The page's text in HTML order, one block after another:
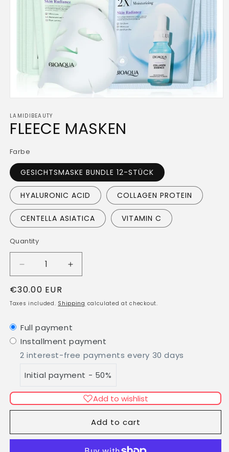
1
in
modal
LAMIDIBEAUTY
FLEECE MASKEN
Farbe
GESICHTSMASKE BUNDLE 12-STÜCK
HYALURONIC ACID COLLAGEN PROTEIN
CENTELLA ASIATICA VITAMIN C
Quantity
Quantity
Decrease
quantity
for
FLEECE
Increase
quantity
FLEECE
Regular
price
€30.00 EUR
Taxes included. Shipping calculated at checkout.
Full payment
Installment payment
2 interest-free payments every 30 days
Initial payment - 50%
Add to wishlist
Add to cart